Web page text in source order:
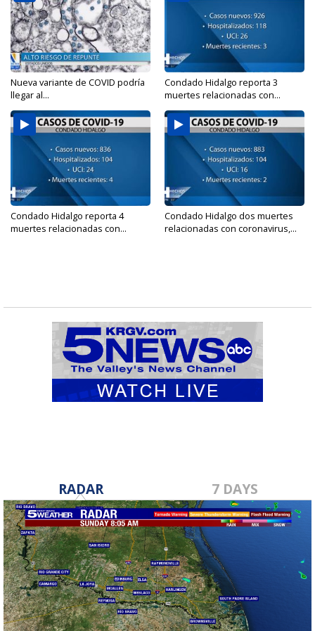
Nueva variante de COVID podría
llegar al...
Condado Hidalgo reporta 3
muertes relacionadas con...
Condado Hidalgo reporta 4
muertes relacionadas con...
Condado Hidalgo dos muertes
relacionadas con coronavirus,...
RADAR 7 DAYS